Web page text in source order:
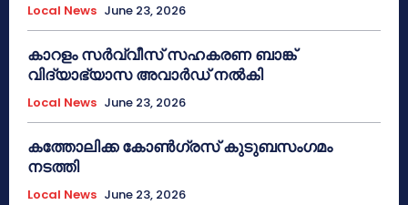
Local News June 23, 2026
കാറളം സർവ്വീസ് സഹകരണ ബാങ്ക്
വിദ്യാഭ്യാസ അവാർഡ് നൽകി
Local News June 23, 2026
കത്തോലിക്ക കോൺഗ്രസ് കുടുബസംഗമം
നടത്തി
Local News June 23, 2026